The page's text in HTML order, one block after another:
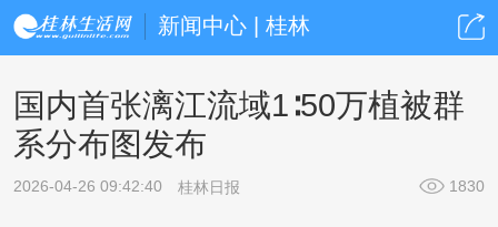
新闻中心 | 桂林
国内首张漓江流域1∶50万植被群
系分布图发布
2026-04-26 09:42:40 桂林日报 1830